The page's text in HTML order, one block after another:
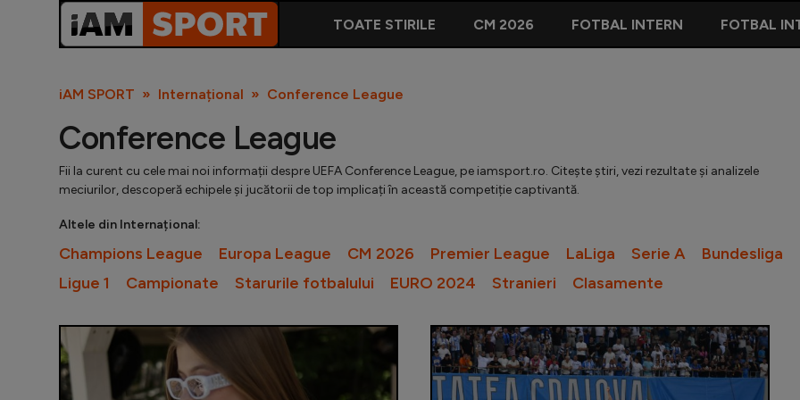
TOATE STIRILE CM 2026 FOTBAL INTERN FOTBAL
iAM SPORT Internațional Conference League
Conference League
Fii la curent cu cele mai noi informații despre UEFA Conference League, pe iamsport.ro. Citește știri, vezi rezultate și analizele
meciurilor, descoperă echipele și jucătorii de top implicați în această competiție captivantă.
Altele din Internațional:
Champions League Europa League CM 2026 Premier League LaLiga Serie A
Bundesliga
Ligue 1
Campionate Starurile fotbalului EURO 2024 Stranieri Clasamente
Evelina